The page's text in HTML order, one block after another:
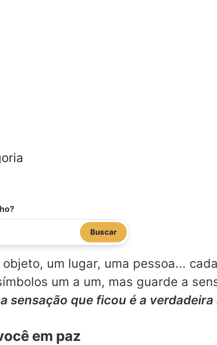
Buscar
um lugar, uma pessoa...
um a um, mas guarde a
sensação que ficou é a
em paz